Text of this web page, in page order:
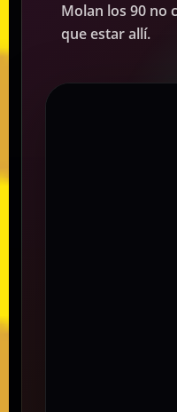
Molan los 90 no
que estar allí.